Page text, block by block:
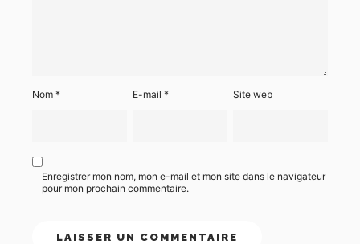
Nom * E-mail* Site web
Enregistrer mon nom, mon e-mail et mon site dans le navigateur
pour mon prochain commentaire.